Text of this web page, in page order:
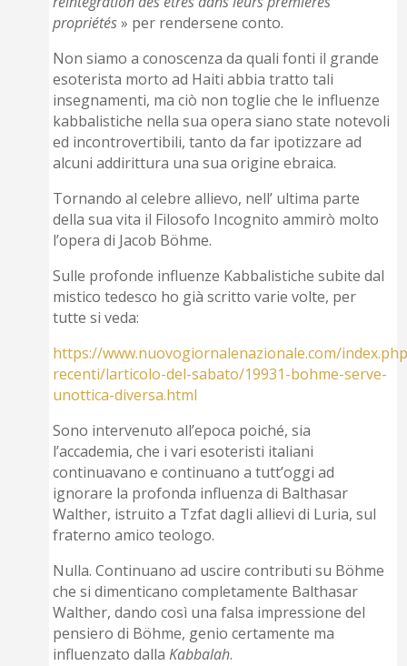
propriétés» per rendersene conto.
Non siamo a conoscenza da quali fonti il grande
esoterista morto ad Haiti abbia tratto tali
insegnamenti, ma ciò non toglie che le influenze
kabbalistiche nella sua opera siano state notevoli
ed incontrovertibili, tanto da far ipotizzare ad
alcuni addirittura una sua origine ebraica.
Tornando al celebre allievo, nell’ ultima parte
della sua vita il Filosofo Incognito ammirò molto
l’opera di Jacob Böhme.
Sulle profonde influenze Kabbalistiche subite dal
mistico tedesco ho già scritto varie volte, per
tutte si veda:
https://www.nuovogiornalenazionale.com/
recenti/larticolo-del-sabato/19931-bohme-serve-
unottica-diversa.html
Sono intervenuto all’epoca poiché, sia
l’accademia, che i vari esoteristi italiani
continuavano e continuano a tutt’oggi ad
ignorare la profonda influenza di Balthasar
Walther, istruito a Tzfat dagli allievi di Luria, sul
fraterno amico teologo.
Nulla. Continuano ad uscire contributi su Böhme
che si dimenticano completamente Balthasar
Walther, dando così una falsa impressione del
pensiero di Böhme, genio certamente ma
influenzato dallaKabbalah.